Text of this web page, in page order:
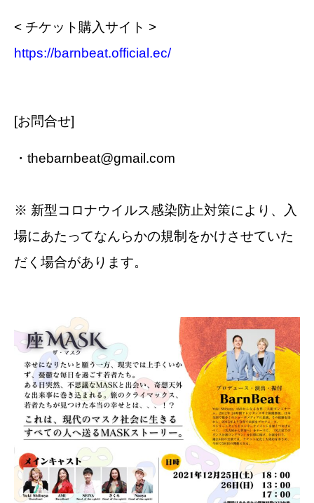
< チケット購入サイト >
https://barnbeat.official.ec/
[お問合せ]
・thebarnbeat@gmail.com
※ 新型コロナウイルス感染防止対策により、入
場にあたってなんらかの規制をかけさせていた
だく場合があります。